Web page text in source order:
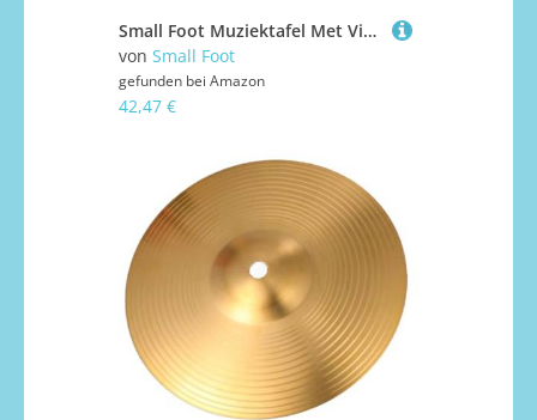
Small Foot Muziektafel Met Vier Instrumenten 44 X 23 X 25 Cm
von Small Foot
gefunden bei Amazon
42,47 €